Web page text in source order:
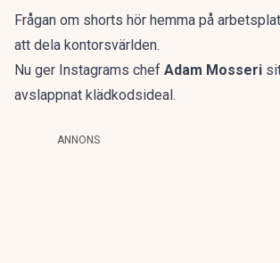
Frågan om shorts hör hemma på
att dela kontorsvärlden.
Nu ger Instagrams chef Adam Mosseri
avslappnat klädkodsideal.
ANNONS